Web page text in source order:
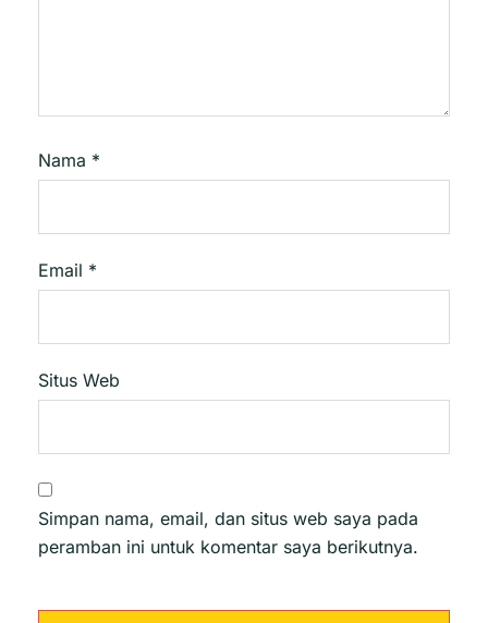
Nama *
Email *
Situs Web
Simpan nama, email, dan situs web saya pada
peramban ini untuk komentar saya berikutnya.